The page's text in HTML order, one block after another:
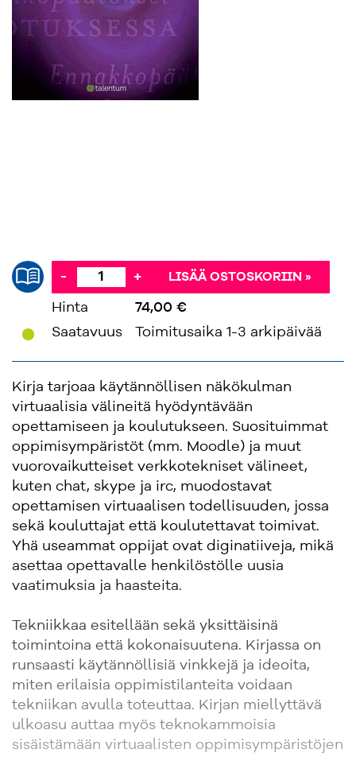
- + LISÄÄ OSTOSKORIIN »
Hinta
74,00 €
Saatavuus
Toimitusaika 1-3 arkipäivää
Kirja tarjoaa käytännöllisen näkökulman
virtuaalisia välineitä hyödyntävään
opettamiseen ja koulutukseen. Suosituimmat
oppimisympäristöt (mm. Moodle) ja muut
vuorovaikutteiset verkkotekniset välineet,
kuten chat, skype ja irc, muodostavat
opettamisen virtuaalisen todellisuuden, jossa
sekä kouluttajat että koulutettavat toimivat.
Yhä useammat oppijat ovat diginatiiveja, mikä
asettaa opettavalle henkilöstölle uusia
vaatimuksia ja haasteita.
Tekniikkaa esitellään sekä yksittäisinä
toimintoina että kokonaisuutena. Kirjassa on
runsaasti käytännöllisiä vinkkejä ja ideoita,
miten erilaisia oppimistilanteita voidaan
tekniikan avulla toteuttaa. Kirjan miellyttävä
ulkoasu auttaa myös teknokammoisia
sisäistämään virtuaalisten oppimisympäristöjen